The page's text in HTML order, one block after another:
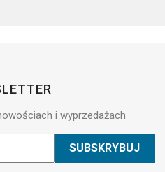
i wyprzedażach